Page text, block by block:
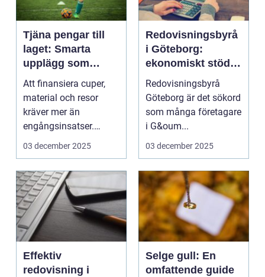
Tjäna pengar till
laget: Smarta
upplägg som
håller i längden
Att finansiera cuper,
material och resor
kräver mer än
engångsinsatser.
Många ...
03 december 2025
Redovisningsbyrå
i Göteborg:
ekonomiskt stöd
för ditt företag
Redovisningsbyrå
Göteborg är det sökord
som många företagare
i G&oum...
03 december 2025
Effektiv
redovisning i
Selge gull: En
omfattende guide